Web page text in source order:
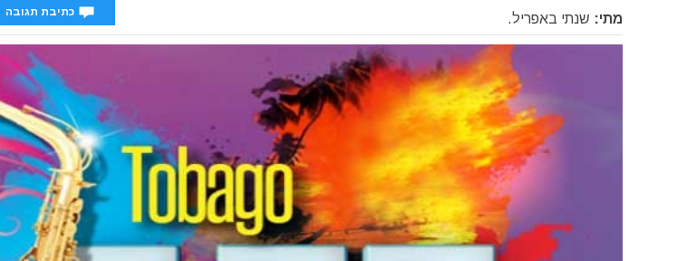
מתי: שנתי באפריל. כתיבת תגובה